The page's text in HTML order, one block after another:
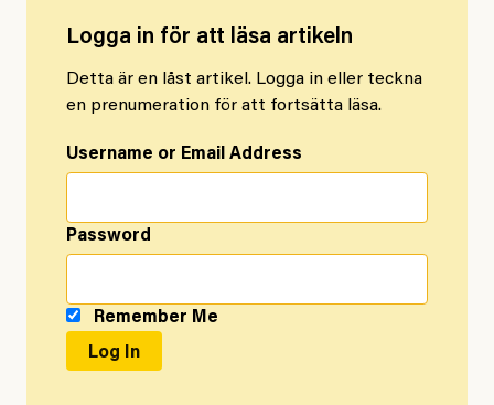
Logga in för att läsa artikeln
Detta är en låst artikel. Logga in eller teckna
en prenumeration för att fortsätta läsa.
Username or Email Address
Password
Remember Me